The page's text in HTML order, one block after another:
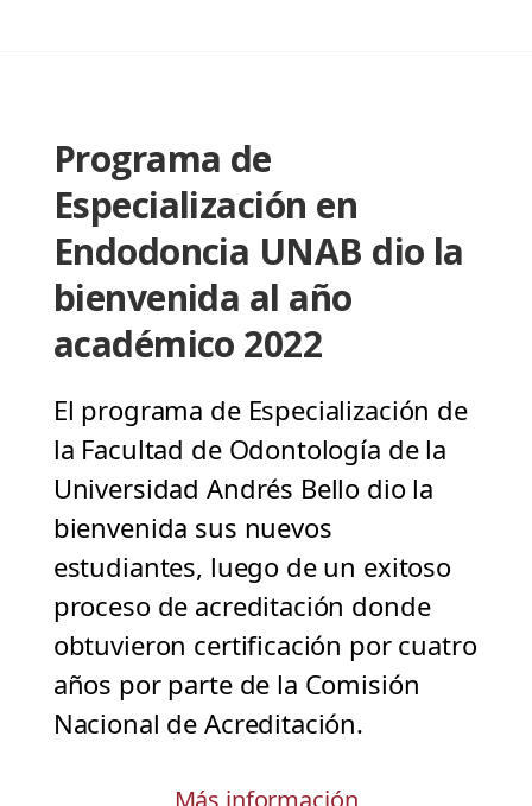
Programa de
Especialización en
Endodoncia UNAB dio la
bienvenida al año
académico 2022
El programa de Especialización de
la Facultad de Odontología de la
Universidad Andrés Bello dio la
bienvenida sus nuevos
estudiantes, luego de un exitoso
proceso de acreditación donde
obtuvieron certificación por cuatro
años por parte de la Comisión
Nacional de Acreditación.
Más información